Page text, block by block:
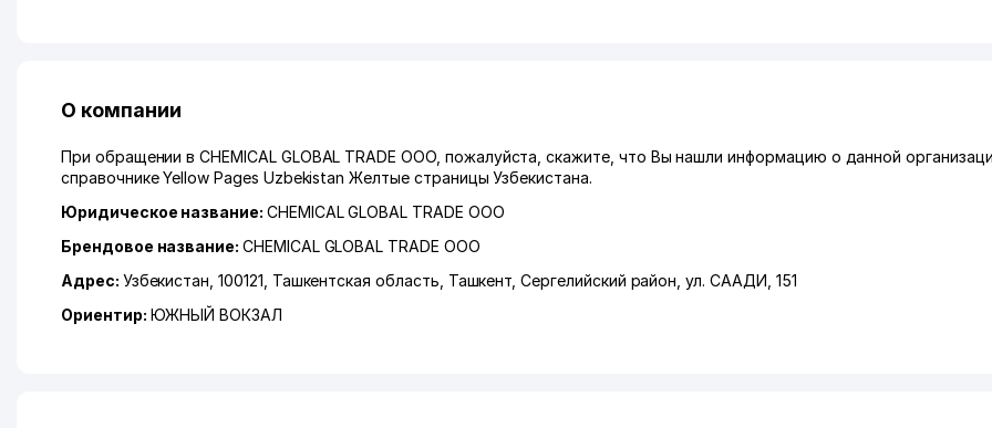
О компании
При обращении в CHEMICAL GLOBAL TRADE ООО, пожалуйста, скажите, что Вы нашли информацию о данной
справочнике Yellow Pages Uzbekistan Желтые страницы Узбекистана.
Юридическое название: CHEMICAL GLOBAL TRADE ООО
Брендовое название: CHEMICAL GLOBAL TRADE ООО
Адрес: Узбекистан, 100121, Ташкентская область Ташкент ,Сергелийский район ,ул. СААДИ , 151
Ориентир: ЮЖНЫЙ ВОКЗАЛ